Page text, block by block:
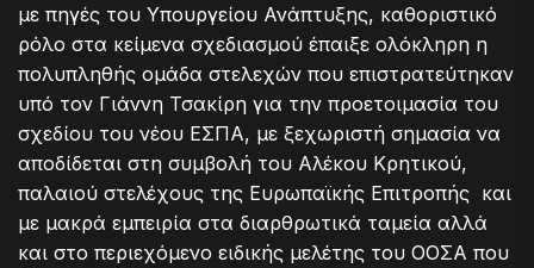
με πηγές του Υπουργείου Ανάπτυξης, καθοριστικό
ρόλο στα κείμενα σχεδιασμού έπαιξε ολόκληρη η
πολυπληθής ομάδα στελεχών που επιστρατεύτηκαν
υπό τον Γιάννη Τσακίρη για την προετοιμασία του
σχεδίου του νέου ΕΣΠΑ, με ξεχωριστή σημασία να
αποδίδεται στη συμβολή του Αλέκου Κρητικού,
παλαιού στελέχους της Ευρωπαϊκής Επιτροπής και
με μακρά εμπειρία στα διαρθρωτικά ταμεία αλλά
και στο περιεχόμενο ειδικής μελέτης του ΟΟΣΑ που